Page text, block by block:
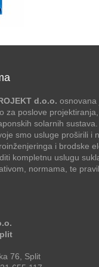
d.o.o. osnovana
za poslove
solarnih
smo usluge proširili i
i brodske
kompletnu uslugu
normama, te
76, Split